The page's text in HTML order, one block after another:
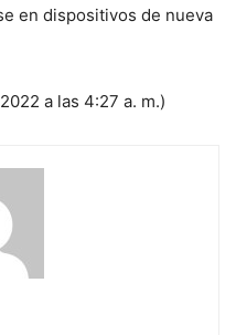
en dispositivos de nueva
a las 4:27 a. m.)